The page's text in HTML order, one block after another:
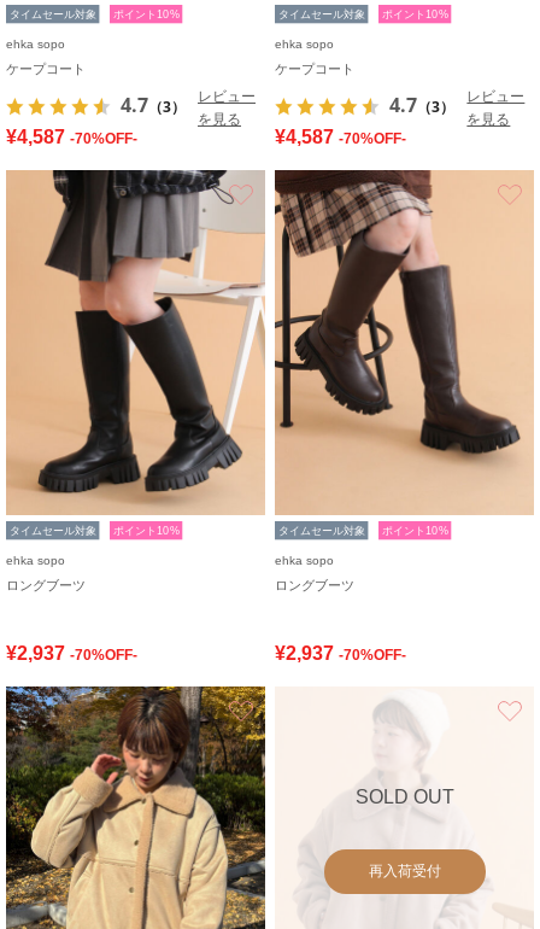
タイムセール対象 ポイント10%
ehka sopo
ケープコート
4.7 （3）
レビュー
を見る
¥4,587 -70%OFF-
タイムセール対象 ポイント10%
ehka sopo
ケープコート
4.7 （3）
レビュー
を見る
¥4,587 -70%OFF-
お気に入り
タイムセール対象 ポイント10%
ehka sopo
ロングブーツ
¥2,937 -70%OFF-
タイムセール対象 ポイント10%
ehka sopo
ロングブーツ
¥2,937 -70%OFF-
お気に入り
SOLD OUT
再入荷受付